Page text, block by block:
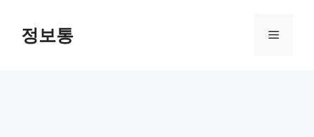
content정보통 Menu